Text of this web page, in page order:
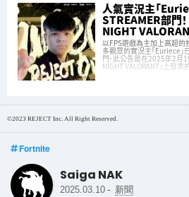
人氣實況主「
STREAMER部門
NIGHT
以FPS遊戲為主加上高超
多觀眾的實況主「Euriece」
門。此公告是在2025年2月
NIGHT VALORANT」上發表的
©2023 REJECT Inc. All Right Reserved.
Fortnite
Saiga NAK
2025.03.10 - 新聞